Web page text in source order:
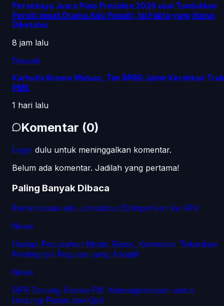
Persebaya Juara Piala Presiden 2026 usai Tundukkan
Persib lewat Drama Adu Penalti, Ini Fakta yang Harus
Diketahui
8 jam lalu
Daerah
Karhutla Bromo Meluas, Tim BPBD Jatim Kerahkan Truk
PMK
1 hari lalu
Komentar (0)
Login dulu untuk meninggalkan komentar.
Belum ada komentar. Jadilah yang pertama!
Paling Banyak Dibaca
Pemeriksaan eks Jampidsus Dilimpahkan ke KPK
News
Hadapi Perubahan Model Bisnis, Kemnaker Tekankan
Pentingnya Regulasi yang Adaptif
News
DPR Dorong Skema PBI Ketenagakerjaan untuk
Lindungi Petani dan Ojol